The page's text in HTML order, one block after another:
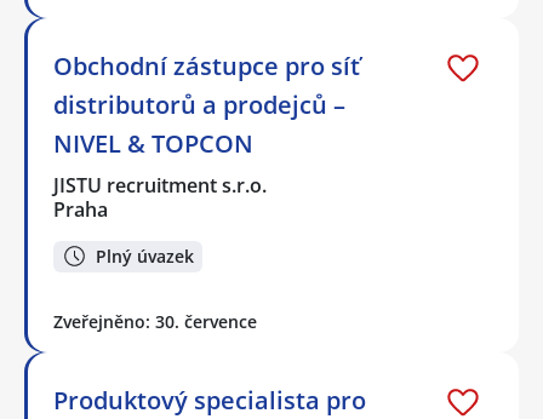
Obchodní zástupce pro síť
distributorů a prodejců –
NIVEL & TOPCON
JISTU recruitment s.r.o.
Praha
Plný úvazek
Zveřejněno: 30. července
Produktový specialista pro